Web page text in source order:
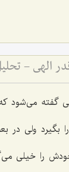
گفته مى‌شود
بگیرد ولى در
را خیلى